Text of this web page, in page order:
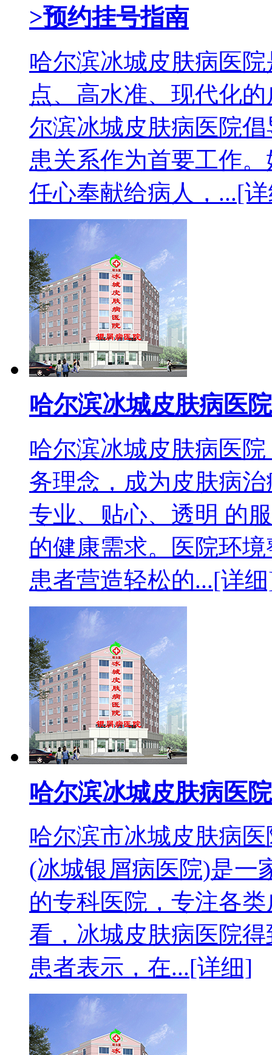
>预约挂号指南
哈尔滨冰城皮肤病医
点、高水准、现代化
尔滨冰城皮肤病医院
患关系作为首要工作
任心奉献给病人，...[
哈尔滨冰城皮肤病医
哈尔滨冰城皮肤病医
务理念，成为皮肤病
专业、贴心、透明 的
的健康需求。医院环
患者营造轻松的...[详
哈尔滨冰城皮肤病医
哈尔滨市冰城皮肤病
(冰城银屑病医院)是一
的专科医院，专注各
看，冰城皮肤病医院
患者表示，在...[详细]